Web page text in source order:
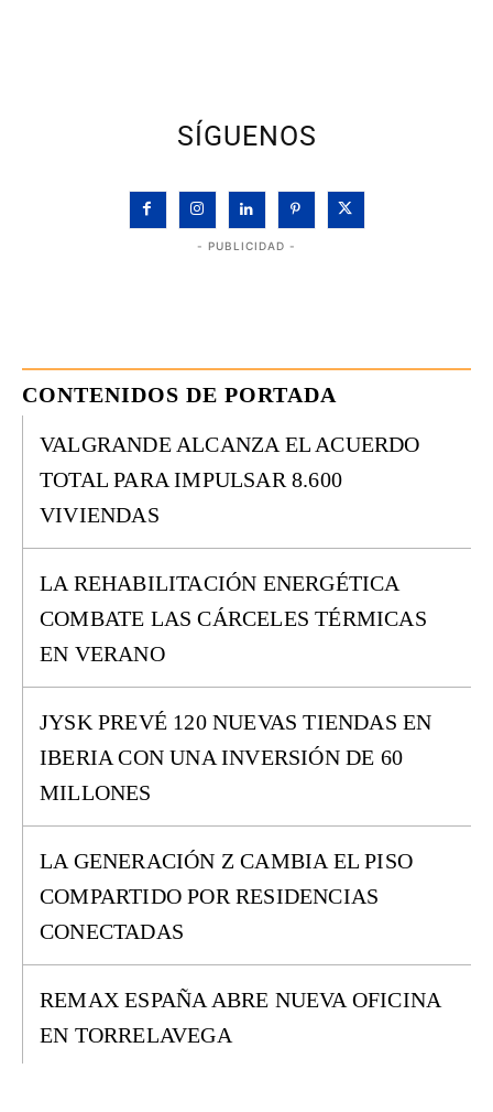
SÍGUENOS
- PUBLICIDAD -
CONTENIDOS DE PORTADA
VALGRANDE ALCANZA EL ACUERDO
TOTAL PARA IMPULSAR 8.600
VIVIENDAS
LA REHABILITACIÓN ENERGÉTICA
COMBATE LAS CÁRCELES TÉRMICAS
EN VERANO
JYSK PREVÉ 120 NUEVAS TIENDAS EN
IBERIA CON UNA INVERSIÓN DE 60
MILLONES
LA GENERACIÓN Z CAMBIA EL PISO
COMPARTIDO POR RESIDENCIAS
CONECTADAS
REMAX ESPAÑA ABRE NUEVA OFICINA
EN TORRELAVEGA